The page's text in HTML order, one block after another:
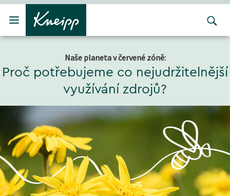
Přejít na hlavní obsah
Přejít na obsah patičky
Naše planeta v červené zóně:
Proč potřebujeme co nejudržitelnější
využívání zdrojů?